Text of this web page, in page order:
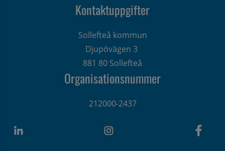
Kontaktuppgifter
Sollefteå kommun
Djupövägen 3
881 80 Sollefteå
Organisationsnummer
212000-2437